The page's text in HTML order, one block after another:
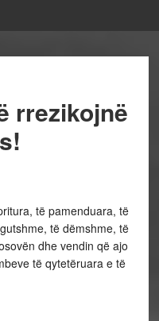
rrezikojnë
të pamenduara, të
të dëmshme, të
dhe vendin që ajo
të qytetëruara e të